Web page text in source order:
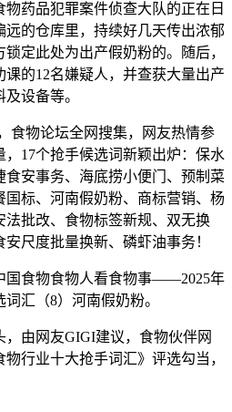
药品犯罪案件侦查大队的正在日
的仓库里，持续好几天传出浓郁
定此处为出产假奶粉的。随后，
的12名嫌疑人，并查获大量出产
设备等。
物论坛全网搜集，网友热情参
17个抢手候选词新颖出炉：保水
食安事务、海底捞小便门、预制菜
标、河南假奶粉、商标营销、杨
批改、食物标签新规、双无换
尺度批量换新、磷虾油事务！
食物食物人看食物事——2025年
汇（8）河南假奶粉。
由网友GIGI建议，食物伙伴网
行业十大抢手词汇》评选勾当，